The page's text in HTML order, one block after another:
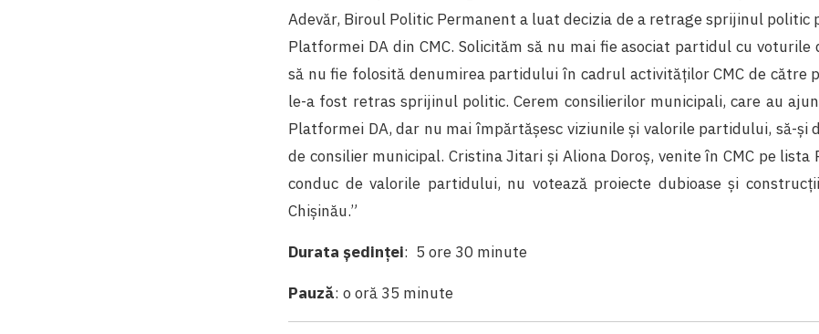
Adevăr, Biroul Politic Permanent a luat decizia de a retrage sprijinul politic
Platformei DA din CMC. Solicităm să nu mai fie asociat partidul cu voturile
să nu fie folosită denumirea partidului în cadrul activităților CMC de către
le-a fost retras sprijinul politic. Cerem consilierilor municipali, care au
Platformei DA, dar nu mai împărtășesc viziunile și valorile partidului, să-și
de consilier municipal. Cristina Jitari și Aliona Doroș, venite în CMC pe lista
conduc de valorile partidului, nu votează proiecte dubioase și
Chișinău.”
Durata ședinței: 5 ore 30 minute
Pauză: o oră 35 minute